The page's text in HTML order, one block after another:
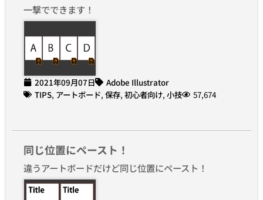
一撃でできます！
2021年09月07日
Adobe Illustrator
TIPS, アートボード, 保存, 初心者向け, 小技 57,674
同じ位置にペースト！
違うアートボードだけど同じ位置にペースト！